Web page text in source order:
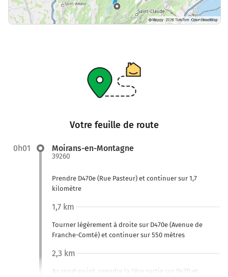
Votre feuille de route
0h01 Moirans-en-Montagne
39260
Prendre D470e (Rue Pasteur) et continuer sur 1,7
kilomètre
Tourner légèrement à droite sur D470e (Avenue de
Franche-Comté) et continuer sur 550 mètres
1,7 km
Au rond-point, prendre la 1ère sortie sur D470 et
2,3 km